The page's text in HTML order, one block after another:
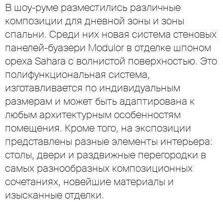
В шоу-руме разместились различные
композиции для дневной зоны и зоны
спальни. Среди них новая система стеновых
панелей-буазери Modulor в отделке шпоном
ореха Sahara с волнистой поверхностью. Это
полифункциональная система,
изготавливается по индивидуальным
размерам и может быть адаптирована к
любым архитектурным особенностям
помещения. Кроме того, на экспозиции
представлены разные элементы интерьера:
столы, двери и раздвижные перегородки в
самых разнообразных композиционных
сочетаниях, новейшие материалы и
изысканные отделки.